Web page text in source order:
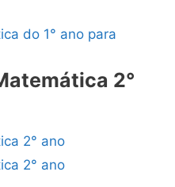
do 1° ano para
2°
2° ano
2° ano